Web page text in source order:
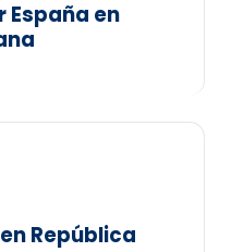
en
República